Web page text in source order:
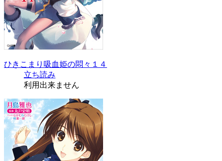
ひきこまり吸血姫の悶々１４
立ち読み
利用出来ません